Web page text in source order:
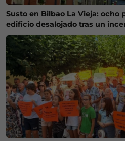
Susto en Bilbao La Vieja: ocho
edificio desalojado tras un